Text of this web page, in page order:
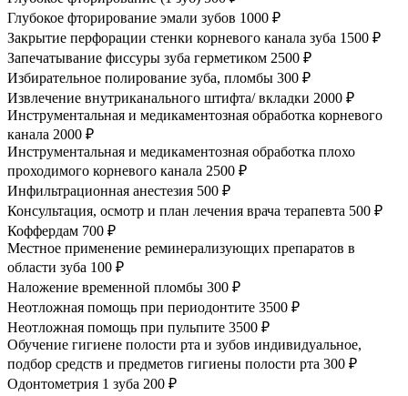
Глубокое фторирование эмали зубов 1000 ₽
Закрытие перфорации стенки корневого канала зуба 1500 ₽
Запечатывание фиссуры зуба герметиком 2500 ₽
Избирательное полирование зуба, пломбы 300 ₽
Извлечение внутриканального штифта/ вкладки 2000 ₽
Инструментальная и медикаментозная обработка корневого
канала 2000 ₽
Инструментальная и медикаментозная обработка плохо
проходимого корневого канала 2500 ₽
Инфильтрационная анестезия 500 ₽
Консультация, осмотр и план лечения врача терапевта 500 ₽
Коффердам 700 ₽
Местное применение реминерализующих препаратов в
области зуба 100 ₽
Наложение временной пломбы 300 ₽
Неотложная помощь при периодонтите 3500 ₽
Неотложная помощь при пульпите 3500 ₽
Обучение гигиене полости рта и зубов индивидуальное,
подбор средств и предметов гигиены полости рта 300 ₽
Одонтометрия 1 зуба 200 ₽